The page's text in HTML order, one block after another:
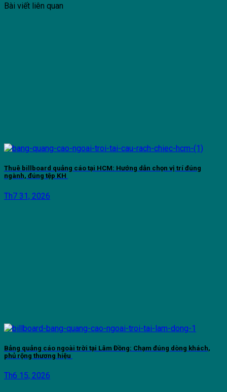
Bài viết liên quan
Thuê billboard quảng cáo tại HCM: Hướng dẫn chọn vị trí đúng
ngành, đúng tệp KH
Th7 31, 2026
Bảng quảng cáo ngoài trời tại Lâm Đồng: Chạm đúng dòng khách,
phủ rộng thương hiệu
Th6 15, 2026